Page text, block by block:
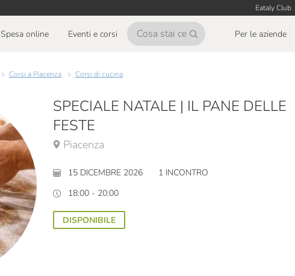
Eataly Club
Spesa online Eventi e corsi Per le aziende
Corsi a Piacenza Corsi di cucina
SPECIALE NATALE | IL PANE DELLE
FESTE
Piacenza
15 DICEMBRE 2026
1 INCONTRO
18:00 - 20:00
DISPONIBILE